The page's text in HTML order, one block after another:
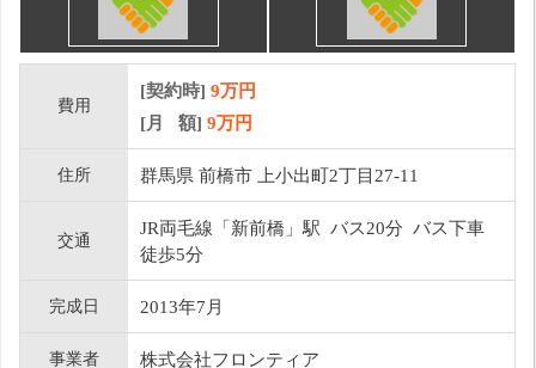
費用
[契約時] 9万円
[月 額] 9万円
住所 群馬県 前橋市 上小出町2丁目27-11
交通
JR両毛線「新前橋」駅 バス20分 バス下車
徒歩5分
完成日 2013年7月
事業者 株式会社フロンティア